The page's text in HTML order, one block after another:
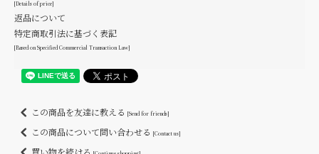
[Details of price]
返品について
特定商取引法に基づく表記
[Based on Specified Commercial Transaction Law]
この商品を友達に教える [Send for friends]
この商品について問い合わせる [Contact us]